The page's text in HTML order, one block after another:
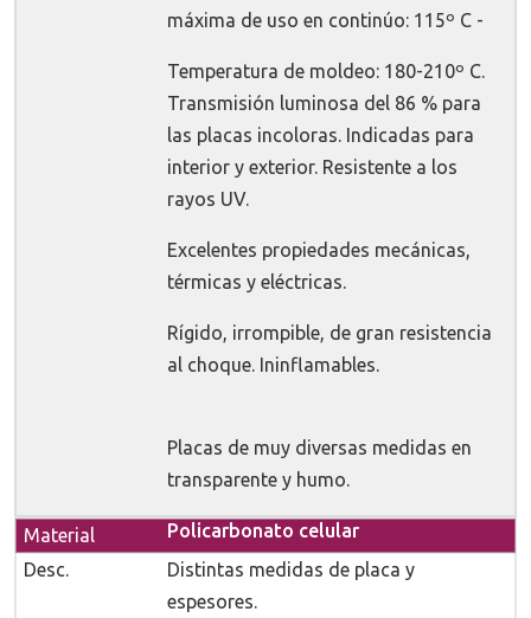
máxima de uso en continúo: 115º C -
Temperatura de moldeo: 180-210º C.
Transmisión luminosa del 86 % para
las placas incoloras. Indicadas para
interior y exterior. Resistente a los
rayos UV.
Excelentes propiedades mecánicas,
térmicas y eléctricas.
Rígido, irrompible, de gran resistencia
al choque. Ininflamables.
Placas de muy diversas medidas en
transparente y humo.
Policarbonato celular
Distintas medidas de placa y
espesores.